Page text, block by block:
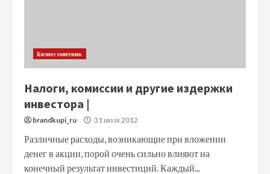
Бизнес советник
Налоги, комиссии и другие издержки
инвестора |
brandkupi_ru 31 июля 2012
Различные расходы, возникающие при вложении
денег в акции, порой очень сильно влияют на
конечный результат инвестиций. Каждый...